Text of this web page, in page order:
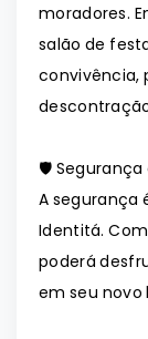
moradores.
salão de
convivência,
🛡️ Segurança
A segurança
Identitá.
poderá
em seu novo